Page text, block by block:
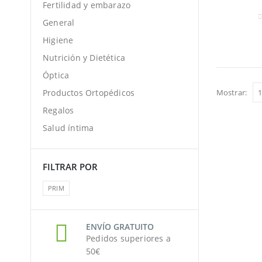
Mostrar:
Fertilidad y embarazo
General
Higiene
Nutrición y Dietética
Óptica
Productos Ortopédicos
Regalos
Salud íntima
FILTRAR POR
PRIM
ENVÍO GRATUITO
Pedidos superiores a
50€